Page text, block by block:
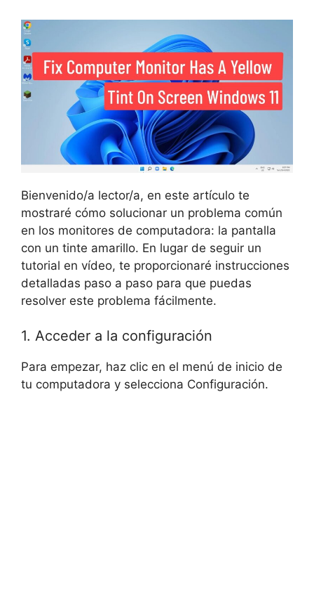
Bienvenido/a lector/a, en este artículo te
mostraré cómo solucionar un problema común
en los monitores de computadora: la pantalla
con un tinte amarillo. En lugar de seguir un
tutorial en vídeo, te proporcionaré instrucciones
detalladas paso a paso para que puedas
resolver este problema fácilmente.
1. Acceder a la configuración
Para empezar, haz clic en el menú de inicio de
tu computadora y selecciona Configuración.